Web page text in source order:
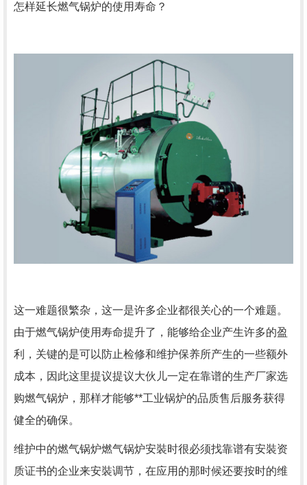
怎样延长燃气锅炉的使用寿命？
这一难题很繁杂，这一是许多企业都很关心的一个难题。
由于燃气锅炉使用寿命提升了，能够给企业产生许多的盈
利，关键的是可以防止检修和维护保养所产生的一些额外
成本，因此这里提议提议大伙儿一定在靠谱的生产厂家选
购燃气锅炉，那样才能够**工业锅炉的品质售后服务获得
健全的确保。
维护中的燃气锅炉燃气锅炉安裝时很必须找靠谱有安裝资
质证书的企业来安裝调节，在应用的那时候还要按时的维